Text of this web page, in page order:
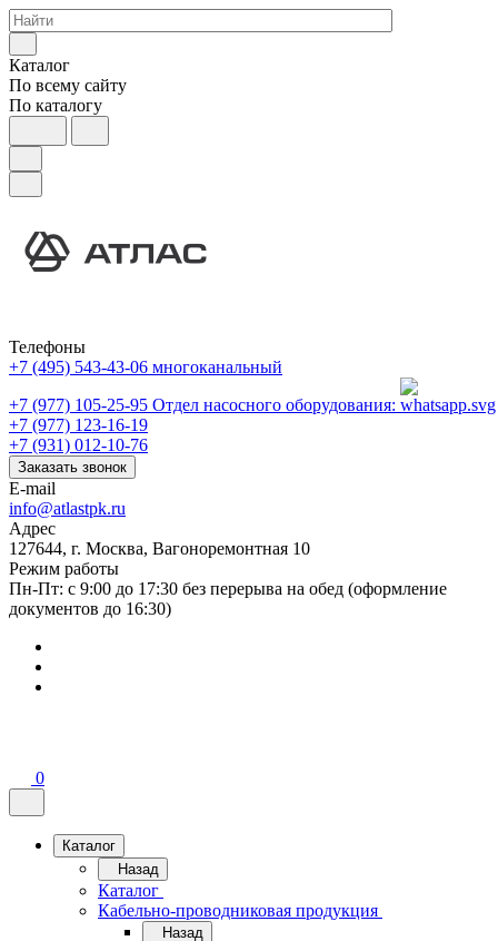
Каталог
По всему сайту
По каталогу
Телефоны
+7 (495) 543-43-06 многоканальный
+7 (977) 105-25-95 Отдел насосного оборудования:
+7 (977) 123-16-19
+7 (931) 012-10-76
Заказать звонок
E-mail
info@atlastpk.ru
Адрес
127644, г. Москва, Вагоноремонтная 10
Режим работы
Пн-Пт: с 9:00 до 17:30 без перерыва на обед (оформление
документов до 16:30)
0
Каталог
Назад
Каталог
Кабельно-проводниковая продукция
Назад